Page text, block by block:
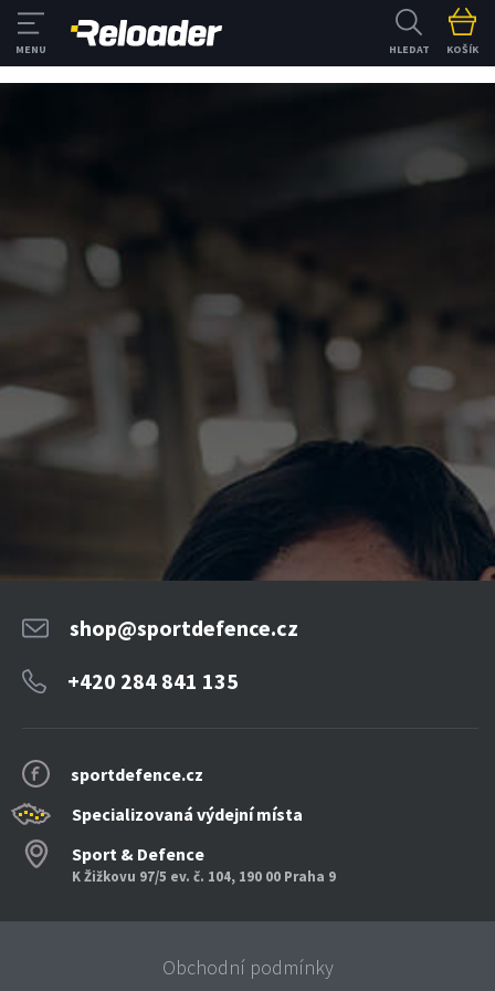
HLEDAT KOŠÍK
sportdefence.cz
Specializovaná výdejní místa
Sport & Defence
K Žižkovu 97/5 ev. č. 104, 190 00 Praha 9
shop@sportdefence.cz
+420 284 841 135
Obchodní podmínky